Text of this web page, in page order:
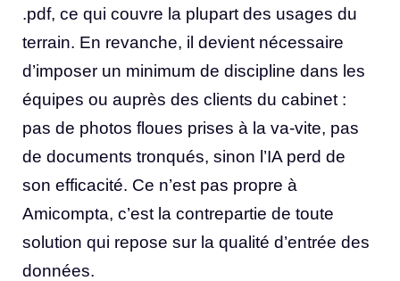
.pdf, ce qui couvre la plupart des usages du
terrain. En revanche, il devient nécessaire
d’imposer un minimum de discipline dans les
équipes ou auprès des clients du cabinet :
pas de photos floues prises à la va-vite, pas
de documents tronqués, sinon l’IA perd de
son efficacité. Ce n’est pas propre à
Amicompta, c’est la contrepartie de toute
solution qui repose sur la qualité d’entrée des
données.